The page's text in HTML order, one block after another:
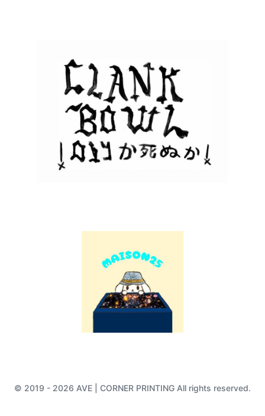
© 2019 - 2026 AVE | CORNER PRINTING All rights reserved.